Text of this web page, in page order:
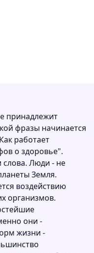
принадлежит
фразы начинается
работает
о здоровье".
слова. Люди - не
Земля.
воздействию
организмов.
они -
жизни -